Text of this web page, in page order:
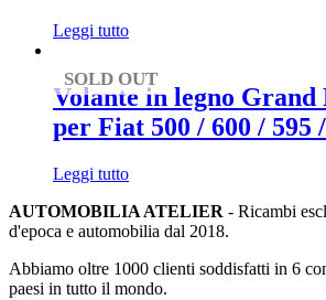
Leggi tutto
SOLD OUT
Volante in legno Grand
per Fiat 500 / 600 / 595
Leggi tutto
AUTOMOBILIA ATELIER - Ricambi
d'epoca e automobilia dal 2018.
Abbiamo oltre 1000 clienti soddisfatti in 6
paesi in tutto il mondo.